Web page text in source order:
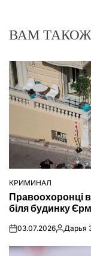
ВАМ
ОПУБЛІКУВАТИ
КРИМИНАЛ
Правоохоронці
біля будинку
on03.07.2026 Дарья